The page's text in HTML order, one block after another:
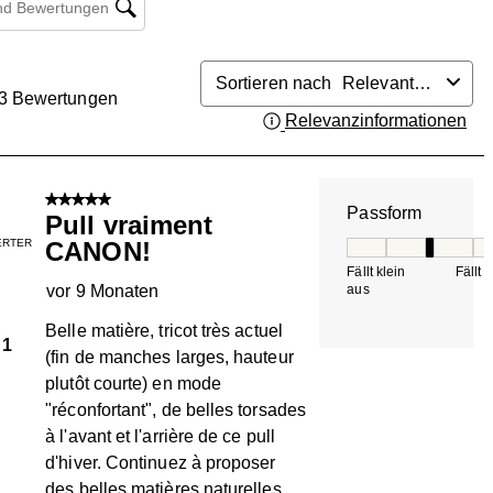
Bewertungen
Sortieren nach
Relevanteste
Relevanzinformationen
1
5 von 5 Sternen.
Pull vraiment
CANON!
vor 9 Monaten
Belle matière, tricot très actuel
(fin de manches larges, hauteur
plutôt courte) en mode
"réconfortant", de belles torsades
à l'avant et l'arrière de ce pull
d'hiver. Continuez à proposer
des belles matières naturelles
Passform
Fällt klein
aus
Fällt